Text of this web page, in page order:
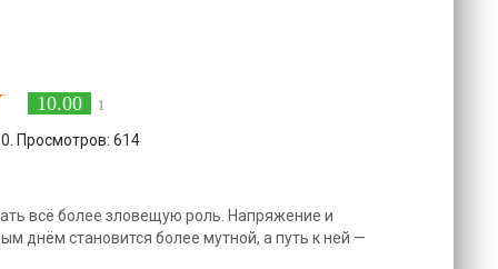
10.00 1
Просмотров: 614
всё более зловещую роль. Напряжение и
днём становится более мутной, а путь к ней —